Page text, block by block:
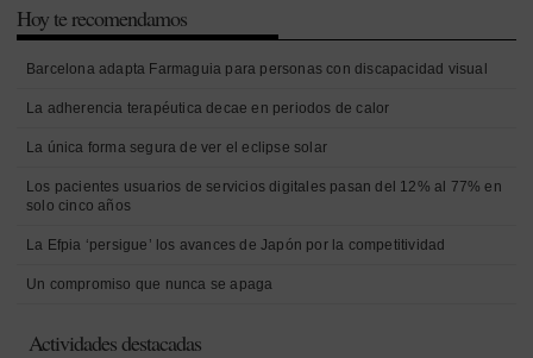
Hoy te recomendamos
Barcelona adapta Farmaguia para personas con discapacidad visual
La adherencia terapéutica decae en periodos de calor
La única forma segura de ver el eclipse solar
Los pacientes usuarios de servicios digitales pasan del 12% al 77% en
solo cinco años
La Efpia ‘persigue’ los avances de Japón por la competitividad
Un compromiso que nunca se apaga
Actividades destacadas